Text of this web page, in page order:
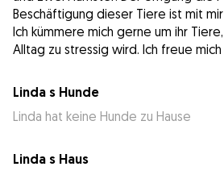
Beschäftigung dieser Tiere ist mit
Ich kümmere mich gerne um ihr
Alltag zu stressig wird. Ich freue
Linda s Hunde
Linda hat keine Hunde zu Hause
Linda s Haus